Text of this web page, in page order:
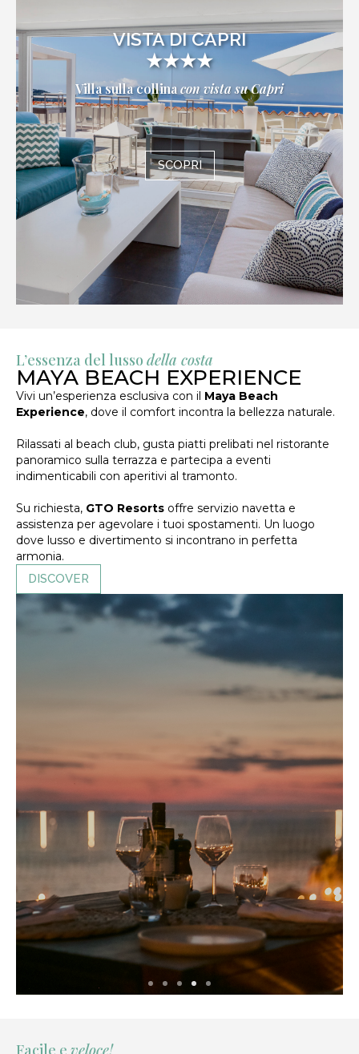
VISTA DI CAPRI
★★★★
Villa sulla collinacon vista su Capri
SCOPRI
L’essenza del lusso della costa
MAYA BEACH EXPERIENCE
Vivi un’esperienza esclusiva con il Maya Beach
Experience, dove il comfort incontra la bellezza naturale.
Rilassati al beach club, gusta piatti prelibati nel ristorante
panoramico sulla terrazza e partecipa a eventi
indimenticabili con aperitivi al tramonto.
Su richiesta, GTO Resorts offre servizio navetta e
assistenza per agevolare i tuoi spostamenti. Un luogo
dove lusso e divertimento si incontrano in perfetta
armonia.
DISCOVER
Facile e veloce!